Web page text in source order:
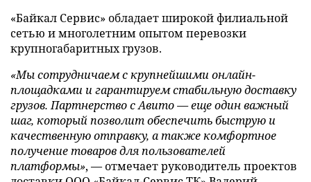
«Байкал Сервис» обладает широкой филиальной
сетью и многолетним опытом перевозки
крупногабаритных грузов.
«Мы сотрудничаем с крупнейшими онлайн-
площадками и гарантируем стабильную доставку
грузов. Партнерство с Авито — еще один важный
шаг, который позволит обеспечить быструю и
качественную отправку, а также комфортное
получение товаров для пользователей
платформы», — отмечает руководитель проектов